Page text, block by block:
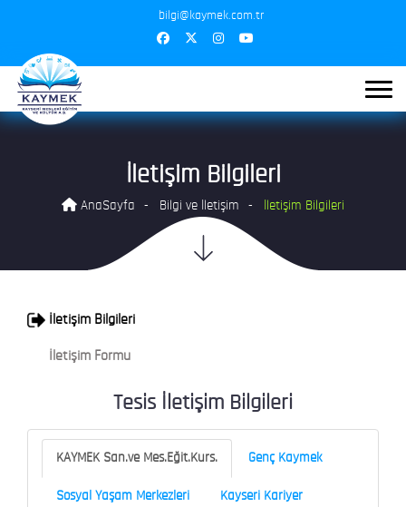
bilgi@kaymek.com.tr
İletişim Bilgileri
AnaSayfa Bilgi ve İletişim İletişim Bilgileri
İletişim Bilgileri
İletişim Formu
Tesis İletişim Bilgileri
KAYMEK San.ve Mes.Eğit.Kurs. Genç Kaymek
Sosyal Yaşam Merkezleri Kayseri Kariyer